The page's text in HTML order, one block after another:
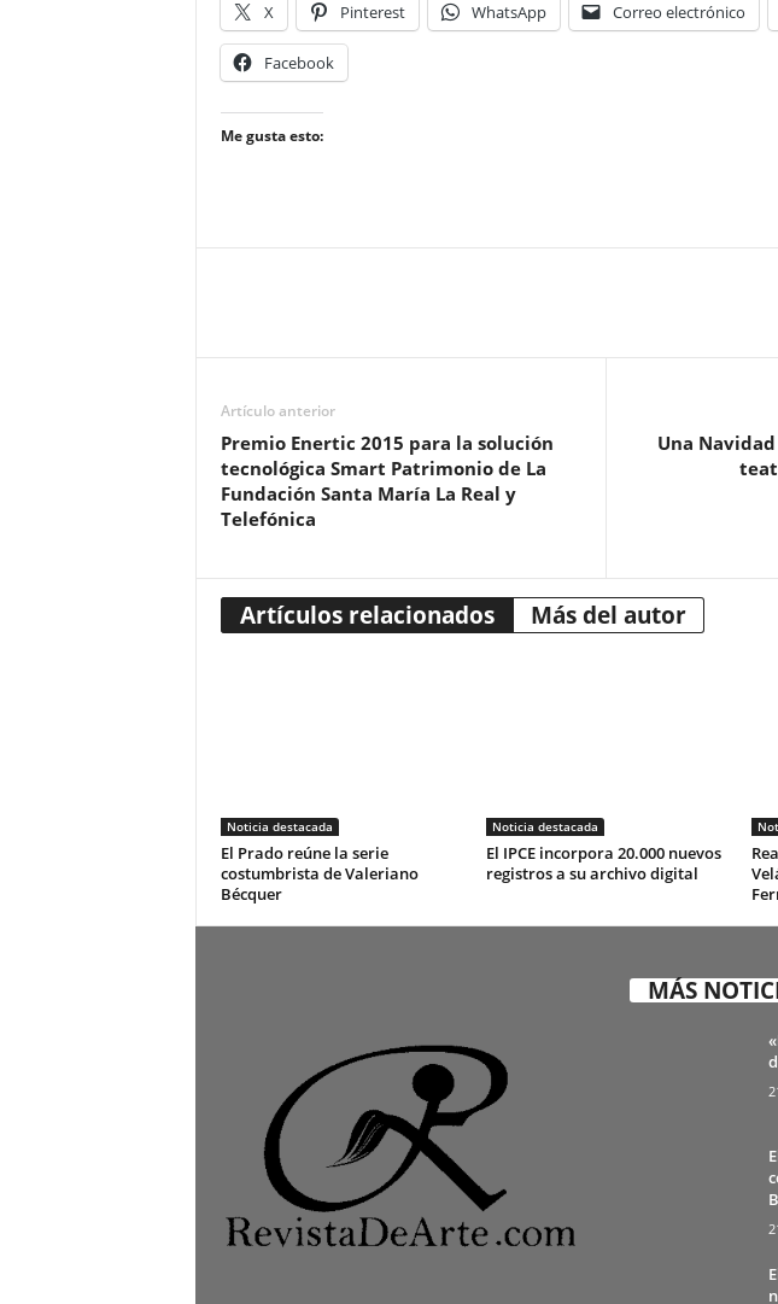
X Pinterest WhatsApp Correo electrónico
Facebook
Me gusta esto:
Artículo anterior
Premio Enertic 2015 para la solución
tecnológica Smart Patrimonio de La
Fundación Santa María La Real y
Telefónica
Una
Artículos relacionados Más del autor
Noticia destacada
El Prado reúne la serie
costumbrista de Valeriano
Bécquer
Noticia destacada
El IPCE incorpora 20.000 nuevos
registros a su archivo digital
MÁS